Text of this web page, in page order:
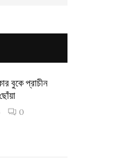
বুকে প্রাচীন
0